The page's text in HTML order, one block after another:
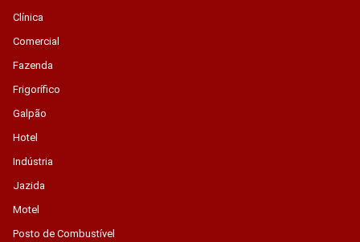
Clínica
Comercial
Fazenda
Frigorífico
Galpão
Hotel
Indústria
Jazida
Motel
Posto de Combustível